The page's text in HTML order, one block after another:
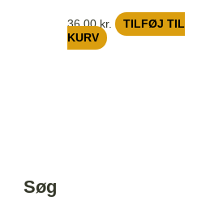
Søg
36,00kr.
TILFØJ TIL
KURV